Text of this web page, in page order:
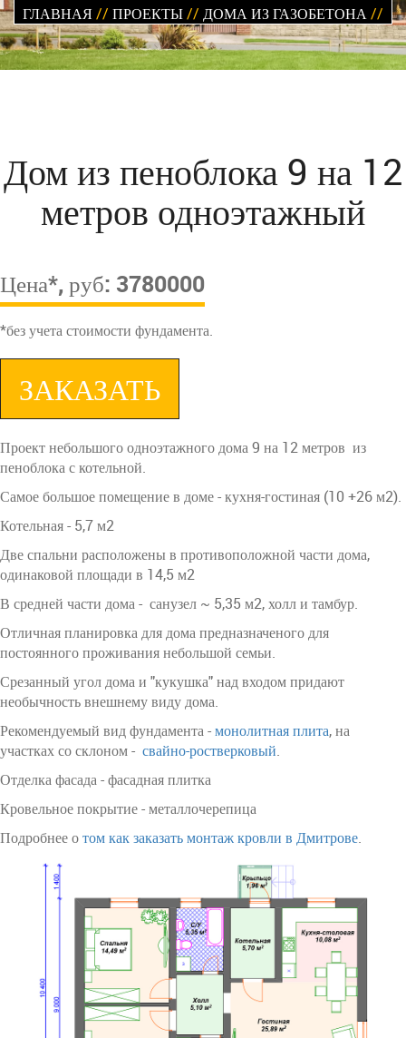
ГЛАВНАЯ// ПРОЕКТЫ// ДОМА ИЗ ГАЗОБЕТОНА//
Дом из пеноблока 9 на 12
метров одноэтажный
Цена*, руб: 3780000
*без учета стоимости фундамента.
ЗАКАЗАТЬ
Проект небольшого одноэтажного дома 9 на 12 метров из
пеноблока с котельной.
Самое большое помещение в доме - кухня-гостиная (10 +26 м2).
Котельная - 5,7 м2
Две спальни расположены в противоположной части дома,
одинаковой площади в 14,5 м2
В средней части дома - санузел ~ 5,35 м2, холл и тамбур.
Отличная планировка для дома предназначеного для
постоянного проживания небольшой семьи.
Срезанный угол дома и "кукушка" над входом придают
необычность внешнему виду дома.
Рекомендуемый вид фундамента -монолитная плита, на
участках со склоном - свайно-ростверковый.
Отделка фасада - фасадная плитка
Кровельное покрытие - металлочерепица
Подробнее отом как заказать монтаж кровли в Дмитрове.